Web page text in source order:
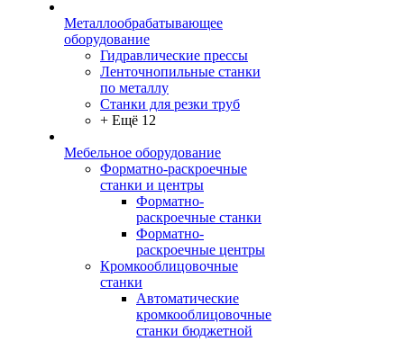
Металлообрабатывающее
оборудование
Гидравлические прессы
Ленточнопильные станки
по металлу
Станки для резки труб
+ Ещё 12
Мебельное оборудование
Форматно-раскроечные
станки и центры
Форматно-
раскроечные станки
Форматно-
раскроечные центры
Кромкооблицовочные
станки
Автоматические
кромкооблицовочные
станки бюджетной